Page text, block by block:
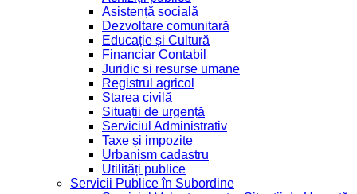
Asistență socială
Dezvoltare comunitară
Educație și Cultură
Financiar Contabil
Juridic si resurse umane
Registrul agricol
Starea civilă
Situații de urgență
Serviciul Administrativ
Taxe și impozite
Urbanism cadastru
Utilități publice
Servicii Publice în Subordine